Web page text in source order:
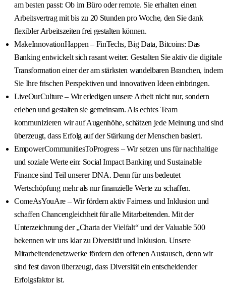
am besten passt: Ob im Büro oder remote. Sie erhalten einen
Arbeitsvertrag mit bis zu 20 Stunden pro Woche, den Sie dank
flexibler Arbeitszeiten frei gestalten können.
MakeInnovationHappen – FinTechs, Big Data, Bitcoins: Das
Banking entwickelt sich rasant weiter. Gestalten Sie aktiv die digitale
Transformation einer der am stärksten wandelbaren Branchen, indem
Sie Ihre frischen Perspektiven und innovativen Ideen einbringen.
LiveOurCulture – Wir erledigen unsere Arbeit nicht nur, sondern
erleben und gestalten sie gemeinsam. Als echtes Team
kommunizieren wir auf Augenhöhe, schätzen jede Meinung und sind
überzeugt, dass Erfolg auf der Stärkung der Menschen basiert.
EmpowerCommunitiesToProgress – Wir setzen uns für nachhaltige
und soziale Werte ein: Social Impact Banking und Sustainable
Finance sind Teil unserer DNA. Denn für uns bedeutet
Wertschöpfung mehr als nur finanzielle Werte zu schaffen.
ComeAsYouAre – Wir fördern aktiv Fairness und Inklusion und
schaffen Chancengleichheit für alle Mitarbeitenden. Mit der
Unterzeichnung der „Charta der Vielfalt“ und der Valuable 500
bekennen wir uns klar zu Diversität und Inklusion. Unsere
Mitarbeitendenetzwerke fördern den offenen Austausch, denn wir
sind fest davon überzeugt, dass Diversität ein entscheidender
Erfolgsfaktor ist.